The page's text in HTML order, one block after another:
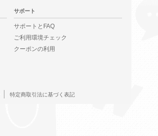
サポート
サポートとFAQ
ご利用環境チェック
クーポンの利用
特定商取引法に基づく表記